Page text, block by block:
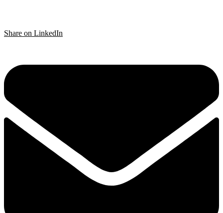
Share on LinkedIn